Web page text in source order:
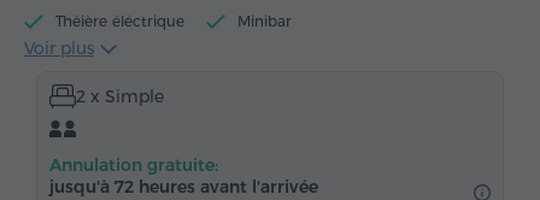
Théière éléctrique Minibar
Articles de toilette gratuits
Chaussons (sur demande)
Chauffage
Coffre-fort Téléphone
Voir plus
2 x Simple
Annulation gratuite:
jusqu'à 72 heures avant l'arrivée